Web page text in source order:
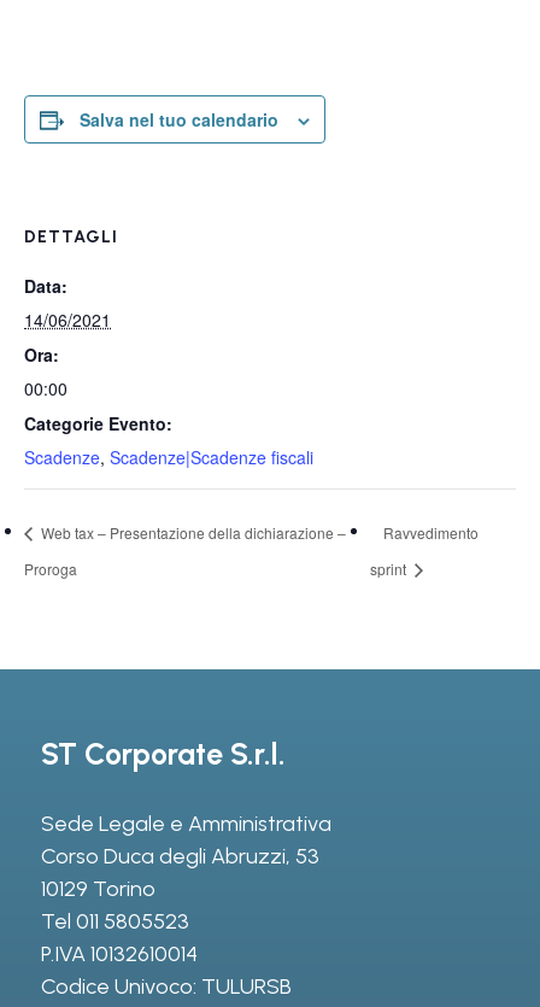
Salva nel tuo calendario
DETTAGLI
Data:
14/06/2021
Ora:
00:00
Categorie Evento:
Scadenze, Scadenze|Scadenze fiscali
Web tax – Presentazione della dichiarazione –
Proroga
Ravvedimento
sprint
ST Corporate S.r.l.
Sede Legale e Amministrativa
Corso Duca degli Abruzzi, 53
10129 Torino
Tel 011 5805523
P.IVA 10132610014
Codice Univoco: TULURSB